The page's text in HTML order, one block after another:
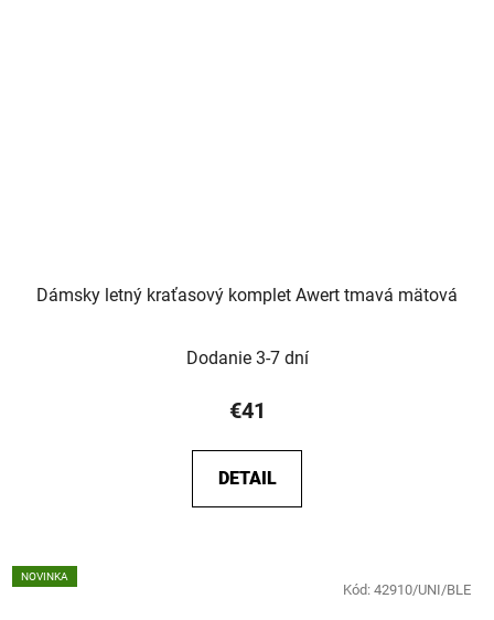
Dámsky letný kraťasový komplet Awert tmavá mätová
Dodanie 3-7 dní
€41
DETAIL
NOVINKA
Kód: 42910/UNI/BLE